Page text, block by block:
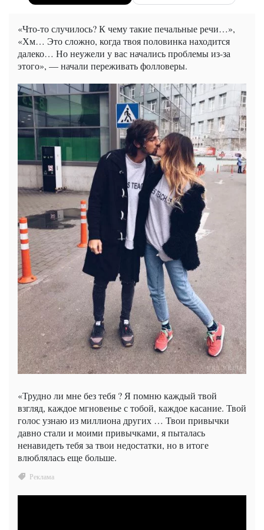
«Что-то случилось? К чему такие печальные речи…»,
«Хм… Это сложно, когда твоя половинка находится
далеко… Но неужели у вас начались проблемы из-за
этого», — начали переживать фолловеры.
«Трудно ли мне без тебя ? Я помню каждый твой
взгляд, каждое мгновенье с тобой, каждое касание. Твой
голос узнаю из миллиона других … Твои привычки
давно стали и моими привычками, я пыталась
ненавидеть тебя за твои недостатки, но в итоге
влюблялась еще больше.